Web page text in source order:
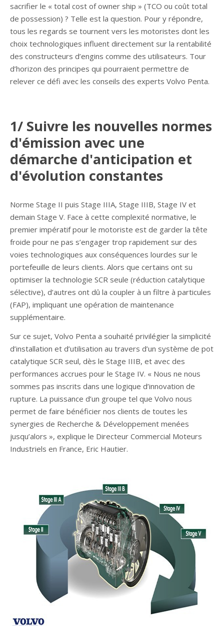
sacrifier le « total cost of owner ship » (TCO ou coût total
de possession) ? Telle est la question. Pour y répondre,
tous les regards se tournent vers les motoristes dont les
choix technologiques influent directement sur la rentabilité
des constructeurs d’engins comme des utilisateurs. Tour
d’horizon des principes qui pourraient permettre de
relever ce défi avec les conseils des experts Volvo Penta.
1/ Suivre les nouvelles normes
d'émission avec une
démarche d'anticipation et
d'évolution constantes
Norme Stage II puis Stage IIIA, Stage IIIB, Stage IV et
demain Stage V. Face à cette complexité normative, le
premier impératif pour le motoriste est de garder la tête
froide pour ne pas s’engager trop rapidement sur des
voies technologiques aux conséquences lourdes sur le
portefeuille de leurs clients. Alors que certains ont su
optimiser la technologie SCR seule (réduction catalytique
sélective), d’autres ont dû la coupler à un filtre à particules
(FAP), impliquant une opération de maintenance
supplémentaire.
Sur ce sujet, Volvo Penta a souhaité privilégier la simplicité
d’installation et d’utilisation au travers d’un système de pot
catalytique SCR seul, dès le Stage IIIB, et avec des
performances accrues pour le Stage IV. « Nous ne nous
sommes pas inscrits dans une logique d’innovation de
rupture. La puissance d’un groupe tel que Volvo nous
permet de faire bénéficier nos clients de toutes les
synergies de Recherche & Développement menées
jusqu’alors », explique le Directeur Commercial Moteurs
Industriels en France, Eric Hautier.